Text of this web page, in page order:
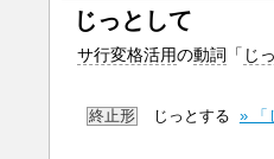
じっとして
サ行変格活用の動詞 「 じ
終止形 じっとする » 「